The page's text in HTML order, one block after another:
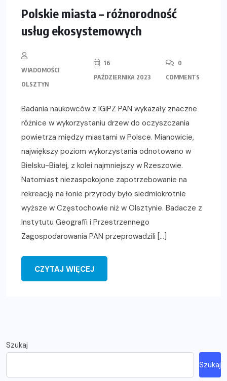
Polskie miasta – różnorodność
usług ekosystemowych
WIADOMOŚCI
OLSZTYN
16
PAŹDZIERNIKA 2023
0
COMMENTS
Badania naukowców z IGiPZ PAN wykazały znaczne
różnice w wykorzystaniu drzew do oczyszczania
powietrza między miastami w Polsce. Mianowicie,
największy poziom wykorzystania odnotowano w
Bielsku-Białej, z kolei najmniejszy w Rzeszowie.
Natomiast niezaspokojone zapotrzebowanie na
rekreację na łonie przyrody było siedmiokrotnie
wyższe w Częstochowie niż w Olsztynie. Badacze z
Instytutu Geografii i Przestrzennego
Zagospodarowania PAN przeprowadzili […]
CZYTAJ WIĘCEJ
Szukaj
Szukaj